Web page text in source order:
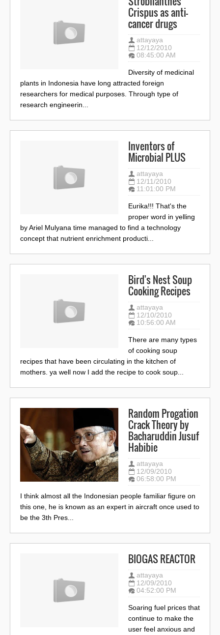
Crispus as anti-
cancer drugs
attayaya
12/12/2010
08:45:00 AM
Diversity of medicinal
plants in Indonesia have long attracted foreign
researchers for medical purposes. Through type of
research engineerin...
Inventors of
Microbial PLUS
attayaya
12/11/2010
11:01:00 PM
Eurika!!! That's the
proper word in yelling
by Ariel Mulyana time managed to find a technology
concept that nutrient enrichment producti...
Bird's Nest Soup
Cooking Recipes
attayaya
12/10/2010
10:56:00 AM
There are many types
of cooking soup
recipes that have been circulating in the kitchen of
mothers. ya well now I add the recipe to cook soup...
Random Progation
Crack Theory by
Bacharuddin Jusuf
Habibie
attayaya
12/09/2010
06:58:00 PM
I think almost all the Indonesian people familiar figure on
this one, he is known as an expert in aircraft once used to
be the 3th Pres...
BIOGAS REACTOR
attayaya
12/09/2010
04:52:00 PM
Soaring fuel prices that
continue to make the
user feel anxious and